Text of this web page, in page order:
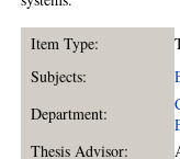
Item Type:
Subjects:
Department:
Thesis Advisor: